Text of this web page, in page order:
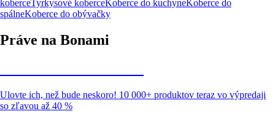
koberceTyrkysové koberceKoberce do kuchyneKoberce do
spálneKoberce do obývačky
Práve na Bonami
Ulovte ich, než bude neskoro! 10 000+ produktov teraz vo výpredaji
so zľavou až 40 %